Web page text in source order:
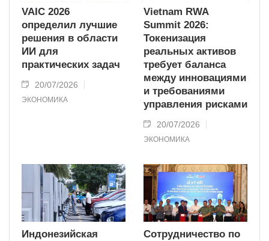
VAIC 2026
определил лучшие
решения в области
ИИ для
практических задач
20/07/2026
ЭКОНОМИКА
Vietnam RWA
Summit 2026:
Токенизация
реальных активов
требует баланса
между инновациями
и требованиями
управления рисками
20/07/2026
ЭКОНОМИКА
Индонезийская
Сотрудничество по